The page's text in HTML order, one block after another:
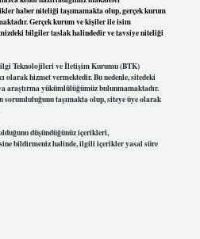
haber niteliği taşımamakta olup, gerçek kurum
Gerçek kurum ve kişiler ile isim
bilgiler taslak halindedir ve tavsiye niteliği
Teknolojileri ve İletişim Kurumu (BTK)
olarak hizmet vermektedir. Bu nedenle, sitedeki
araştırma yükümlülüğümüz bulunmamaktadır.
taşımakta olup, siteye üye olarak
düşündüğünüz içerikleri,
bildirmeniz halinde, ilgili içerikler yasal süre